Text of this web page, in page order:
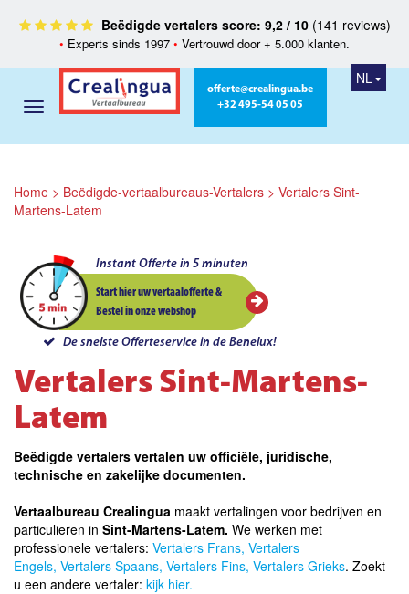
Beëdigde vertalers score: 9,2 / 10(141 reviews)
• Experts sinds 1997 • Vertrouwd door + 5.000 klanten.
offerte@crealingua.be
+32 495-54 05 05
NL
Home > Beëdigde-vertaalbureaus-Vertalers > Vertalers Sint-
Martens-Latem
Instant Offerte in 5 minuten
Start hier uw vertaalofferte &
Bestel in onze webshop
De snelste Offerteservice in de Benelux!
Vertalers Sint-Martens-
Latem
Beëdigde vertalers vertalen uw officiële, juridische,
technische en zakelijke documenten.
Vertaalbureau Crealingua maakt vertalingen voor bedrijven en
particulieren in Sint-Martens-Latem. We werken met
professionele vertalers: Vertalers Frans, Vertalers
Engels, Vertalers Spaans, Vertalers Fins, Vertalers Grieks. Zoekt
u een andere vertaler: kijk hier.